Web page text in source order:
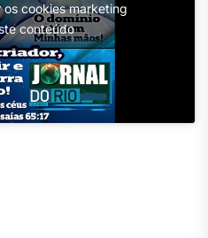
cookies marketing
conteúdo